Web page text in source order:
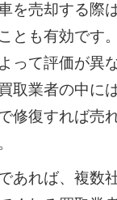
を売却する際
とも有効です
って評価が異
取業者の中に
修復すれば売
あれば、複数